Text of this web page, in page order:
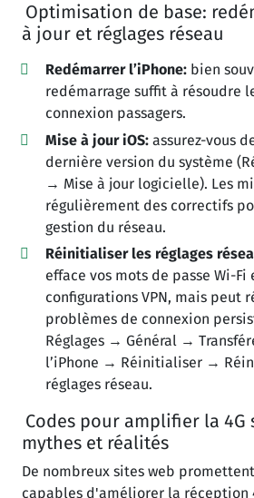
Optimisation de base:
à jour et réglages réseau
Redémarrer l’iPhone:bien
redémarrage suffit à résoudre
connexion passagers.
Mise à jour iOS:assurez-vous
dernière version du système
→ Mise à jour logicielle). Les
régulièrement des correctifs
gestion du réseau.
Réinitialiser les réglages
efface vos mots de passe Wi-Fi
configurations VPN, mais peut
problèmes de connexion
Réglages → Général →
l’iPhone → Réinitialiser →
réglages réseau.
Codes pour amplifier la 4G
mythes et réalités
De nombreux sites web
capables d'améliorer la réception